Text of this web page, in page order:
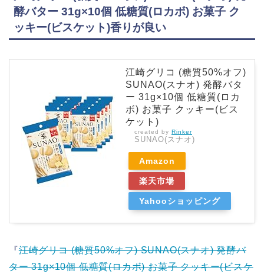
酵バター 31g×10個 低糖質(ロカボ) お菓子 ク
ッキー(ビスケット)香りが良い
江崎グリコ (糖質50%オフ)
SUNAO(スナオ) 発酵バタ
ー 31g×10個 低糖質(ロカ
ボ) お菓子 クッキー(ビス
ケット)
created by Rinker
SUNAO(スナオ)
Amazon
楽天市場
Yahooショッピング
『江崎グリコ (糖質50%オフ) SUNAO(スナオ) 発酵バ
ター 31g×10個 低糖質(ロカボ) お菓子 クッキー(ビスケ